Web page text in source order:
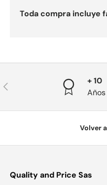
Toda compra incluye
Anterior
+ 10
Volver
Quality and Price Sas